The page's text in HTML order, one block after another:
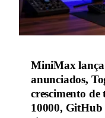
MiniMax lança
anunciados,
crescimento
10000, GitHub